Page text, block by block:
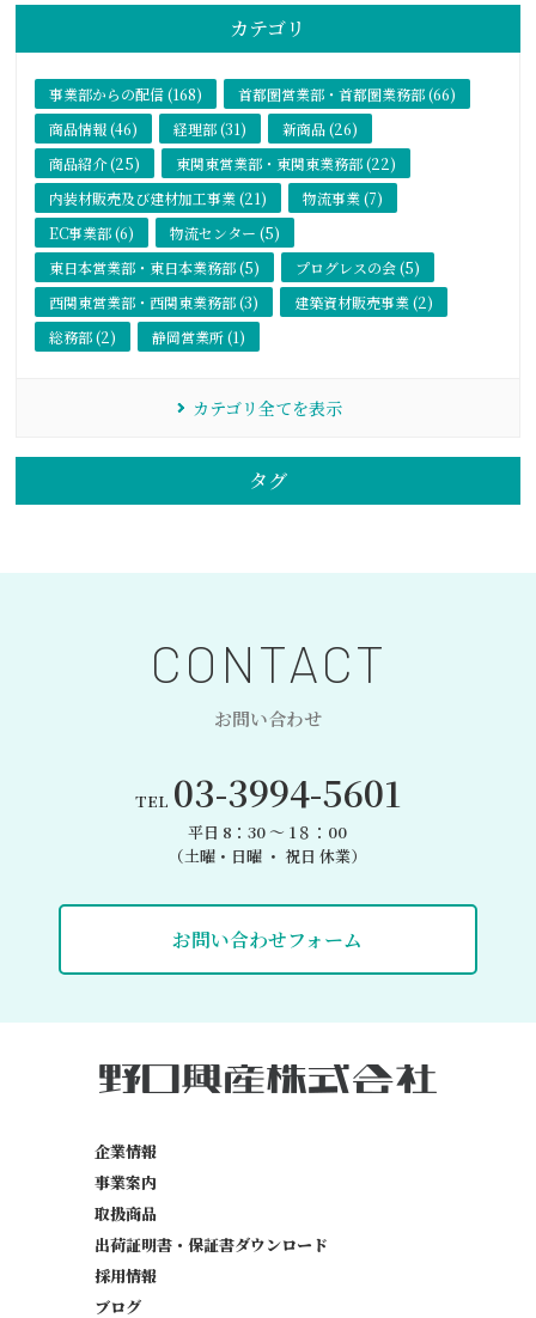
カテゴリ
事業部からの配信 (168)
首都圏営業部・首都圏業務部 (66)
商品情報 (46)
経理部 (31)
新商品 (26)
商品紹介 (25)
東関東営業部・東関東業務部 (22)
内装材販売及び建材加工事業 (21)
物流事業 (7)
EC事業部 (6)
物流センター (5)
東日本営業部・東日本業務部 (5)
プログレスの会 (5)
西関東営業部・西関東業務部 (3)
建築資材販売事業 (2)
総務部 (2)
静岡営業所 (1)
カテゴリ全てを表示
タグ
CONTACT
お問い合わせ
TEL 03-3994-5601
平日 8：30 〜 1８：00
（土曜・日曜 ・ 祝日 休業）
お問い合わせフォーム
企業情報
事業案内
取扱商品
出荷証明書・保証書ダウンロード
採用情報
ブログ